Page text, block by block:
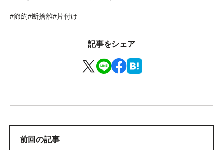
#節約#断捨離#片付け
記事をシェア
前回の記事